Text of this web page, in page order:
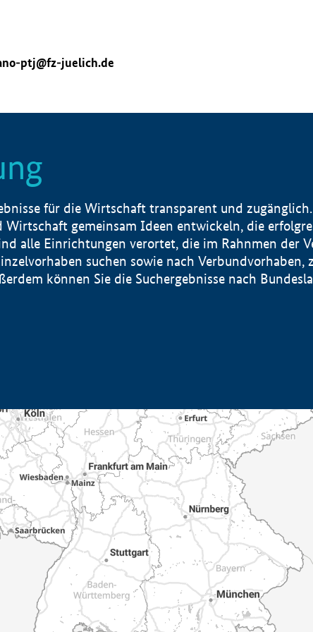
ptj@fz-juelich.de
für die Wirtschaft transparent und
gemeinsam Ideen entwickeln, die
alle Einrichtungen verortet, die im Rahnmen der
suchen sowie nach Verbundvorhaben,
können Sie die Suchergebnisse nach